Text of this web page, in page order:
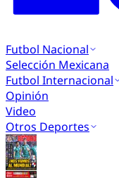
Futbol Nacional
Selección Mexicana
Futbol Internacional
Opinión
Video
Otros Deportes